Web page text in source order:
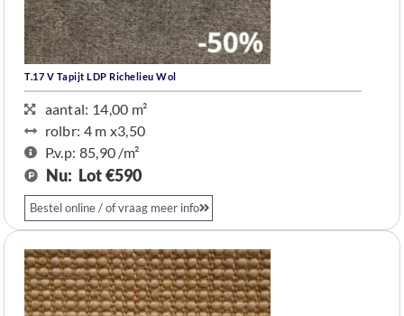
T.17 V Tapijt LDP Richelieu Wol
aantal: 14,00 m²
rolbr: 4 m​ x3,50
P.v.p: 85,90 /m²
Nu: Lot €590
Bestel online / of vraag meer info